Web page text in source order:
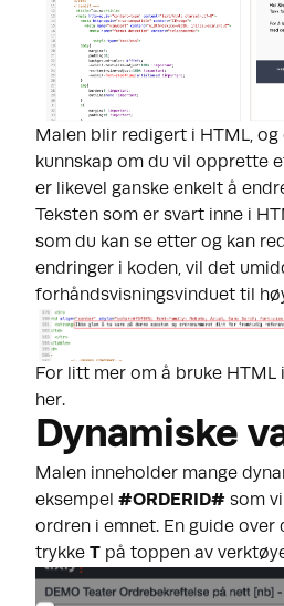
Malen blir redigert i HTML,
kunnskap om du vil opprette
er likevel ganske enkelt å
Teksten som er svart inne i
som du kan se etter og kan
endringer i koden, vil det
forhåndsvisningsvinduet til
For litt mer om å bruke HTML
her.
Dynamiske
Malen inneholder mange
eksempel #ORDERID# som
ordren i emnet. En guide over
trykke T på toppen av